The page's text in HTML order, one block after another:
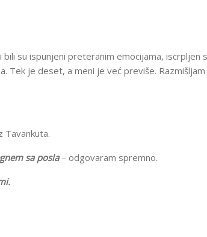
su ispunjeni preteranim emocijama, iscrpljen
Tek je deset, a meni je već previše.
Tavankuta.
sa posla– odgovaram spremno.